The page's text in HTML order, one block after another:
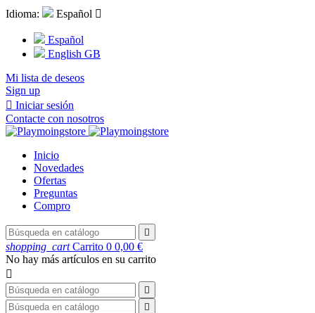
Idioma: Español 
Español
English GB
Mi lista de deseos
Sign up
 Iniciar sesión
Contacte con nosotros
Inicio
Novedades
Ofertas
Preguntas
Compro

shopping_cart Carrito 0 0,00 €
No hay más artículos en su carrito


